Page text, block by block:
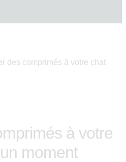
à votre
moment